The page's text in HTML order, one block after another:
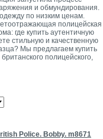
и обмундирования.
по низким ценам.
полицейская
где купить аутентичную
стильную и качественную
Мы предлагаем купить
полицейского,
Police. Bobby. m8671